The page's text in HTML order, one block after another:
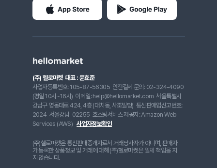
(주) 헬로마켓 대표 : 윤효준
사업자등록번호: 105-87-56305 안전결제 문의: 02-324-4090
(평일 10시~16시) 이메일: help@hellomarket.com 서울특별시
강남구 영동대로 424, 4층 (대치동, 사조빌딩) 통신판매업신고번호:
2024-서울강남-02255 호스팅서비스 제공자: Amazon Web
Services (AWS) 사업자정보확인
(주)헬로마켓은 통신판매중개자로서 거래당사자가 아니며, 판매자
가 등록한 상품정보 및 거래에 대해 (주)헬로마켓은 일체 책임을 지
지 않습니다.